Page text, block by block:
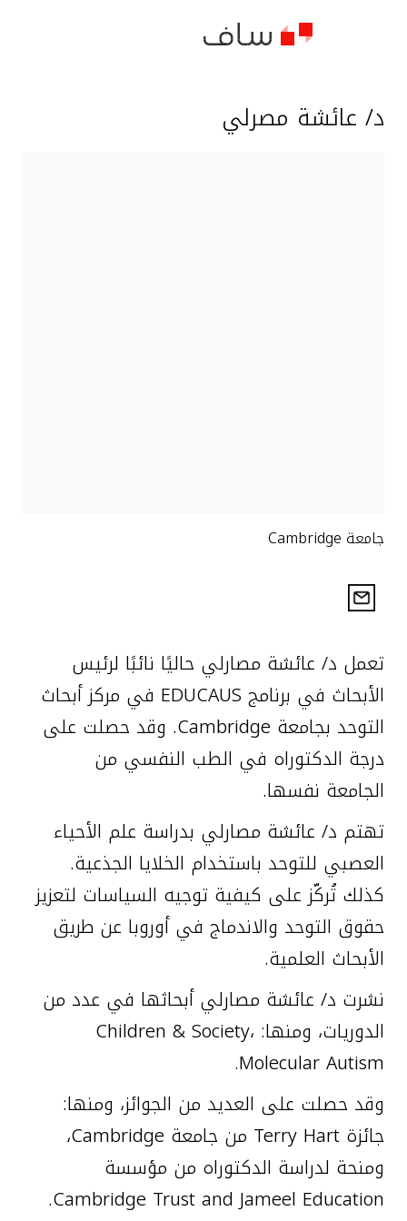
د/ عائشة مصرلي
جامعة Cambridge
تعمل د/ عائشة مصارلي حاليًا نائبًا لرئيس
الأبحاث في برنامج EDUCAUS في مركز أبحاث
التوحد بجامعة Cambridge. وقد حصلت على
درجة الدكتوراه في الطب النفسي من
الجامعة نفسها.
تهتم د/ عائشة مصارلي بدراسة علم الأحياء
العصبي للتوحد باستخدام الخلايا الجذعية.
كذلك تُركّز على كيفية توجيه السياسات لتعزيز
حقوق التوحد والاندماج في أوروبا عن طريق
الأبحاث العلمية.
نشرت د/ عائشة مصارلي أبحاثها في عدد من
الدوريات، ومنها: Children & Society،
Molecular Autism.
وقد حصلت على العديد من الجوائز، ومنها:
جائزة Terry Hart من جامعة Cambridge،
ومنحة لدراسة الدكتوراه من مؤسسة
Cambridge Trust and Jameel Education.